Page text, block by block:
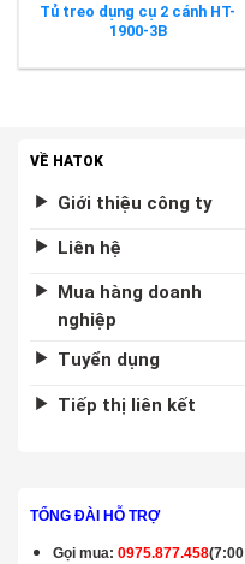
Tủ treo dụng cụ 2 cánh HT-
1900-3B
VỀ HATOK
Giới thiệu công ty
Liên hệ
Mua hàng doanh
nghiệp
Tuyển dụng
Tiếp thị liên kết
TỔNG ĐÀI HỖ TRỢ
Gọi mua:0975.877.458(7:00